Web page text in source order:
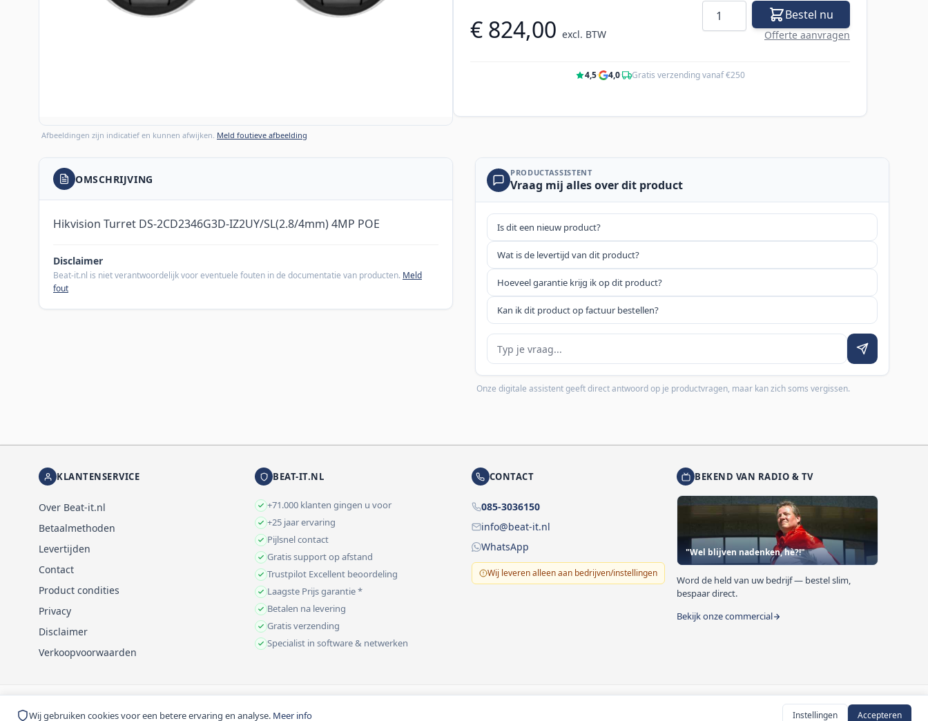
Wij gebruiken cookies voor een betere ervaring en analyse. Meer info Instellingen Accepteren
Afbeeldingen zijn indicatief en kunnen afwijken. Meld foutieve afbeelding
€ 824,00 excl. BTW
Aantal Bestel nu
Offerte aanvragen
4,5· 4,0· Gratis verzending vanaf €250
OMSCHRIJVING
Hikvision Turret DS-2CD2346G3D-IZ2UY/SL(2.8/4mm) 4MP POE
Disclaimer
Beat-it.nl is niet verantwoordelijk voor eventuele fouten in de documentatie van producten. Meld
fout
PRODUCTASSISTENT
Vraag mij alles over dit product
Is dit een nieuw product?
Wat is de levertijd van dit product?
Hoeveel garantie krijg ik op dit product?
Kan ik dit product op factuur bestellen?
Je vraag
Onze digitale assistent geeft direct antwoord op je productvragen, maar kan zich soms vergissen.
KLANTENSERVICE
Over Beat-it.nl
Betaalmethoden
Levertijden
Contact
Product condities
Privacy
Disclaimer
Verkoopvoorwaarden
BEAT-IT.NL
+71.000 klanten gingen u voor
+25 jaar ervaring
Pijlsnel contact
Gratis support op afstand
Trustpilot Excellent beoordeling
Laagste Prijs garantie *
Betalen na levering
Gratis verzending
Specialist in software & netwerken
CONTACT
085-3036150
info@beat-it.nl
WhatsApp
Wij leveren alleen aan bedrijven/instellingen
BEKEND VAN RADIO & TV
"Wel blijven nadenken, hè?!"
Word de held van uw bedrijf — bestel slim,
bespaar direct.
Bekijk onze commercial
© 1999-2026 Beat-it.nl. Vermelde prijzen zijn excl. BTW tenzij anders vermeld.